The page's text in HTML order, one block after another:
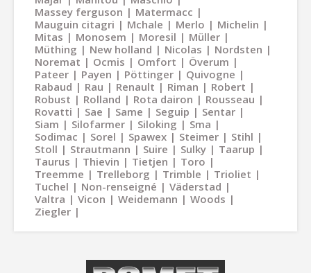
Massey ferguson
Matermacc
Mauguin citagri
Mchale Merlo
Michelin
Mitas
Monosem Moresil
Müller
Müthing
New holland Nicolas
Nordsten
Noremat
Ocmis Omfort
Överum
Pateer
Payen Pöttinger
Quivogne
Rabaud
Rau Renault Riman
Robert
Robust
Rolland Rota dairon
Rousseau
Rovatti
Sae Same Seguip
Sentar
Siam
Silofarmer Siloking
Sma
Sodimac
Sorel Spawex Steimer
Stihl
Stoll
Strautmann Suire Sulky
Taarup
Taurus
Thievin Tietjen
Toro
Treemme
Trelleborg Trimble
Trioliet
Tuchel
Non-renseigné
Väderstad
Valtra
Vicon Weidemann
Woods
Ziegler